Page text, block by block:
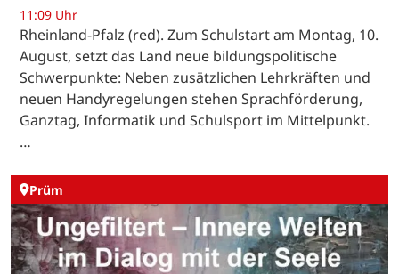
11:09 Uhr
Rheinland-Pfalz (red). Zum Schulstart am Montag, 10.
August, setzt das Land neue bildungspolitische
Schwerpunkte: Neben zusätzlichen Lehrkräften und
neuen Handyregelungen stehen Sprachförderung,
Ganztag, Informatik und Schulsport im Mittelpunkt.
…
Prüm